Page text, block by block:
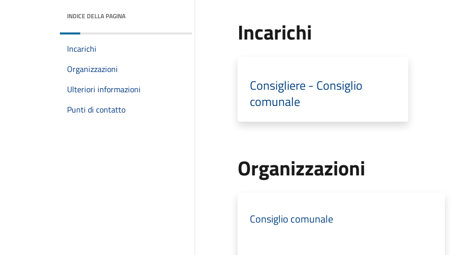
INDICE DELLA PAGINA
Incarichi
Organizzazioni
Ulteriori informazioni
Punti di contatto
Incarichi
Consigliere - Consiglio
comunale
Organizzazioni
Consiglio comunale